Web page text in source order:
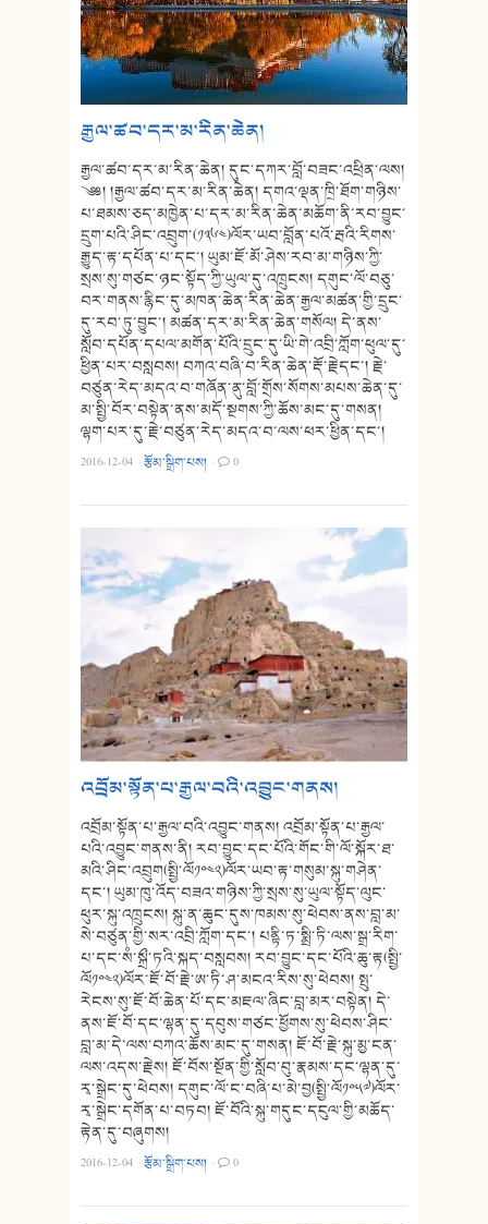
རྒྱལ་ཚབ་དར་མ་རིན་ཆེན།
རྒྱལ་ཚབ་དར་མ་རིན་ཆེན། དུང་དཀར་བློ་བཟང་འཕྲིན་ལས།
༄༅། །རྒྱལ་ཚབ་དར་མ་རིན་ཆེན། དགའ་ལྡན་ཁྲི་ཐོག་གཉིས་
པ་ཐམས་ཅད་མཁྱེན་པ་དར་མ་རིན་ཆེན་མཆོག་ནི་རབ་བྱུང་
དྲུག་པའི་ཤིང་འབྲུག་(༡༣༦༤)ལོར་ཡབ་བློན་པའོ་རྦའི་རིགས་
རྒྱུད་རྟ་དཔོན་པ་དང་། ཡུམ་ཇོ་མོ་ཤེས་རབ་མ་གཉིས་ཀྱི་
སྲས་སུ་གཙང་ཉང་སྟོད་ཀྱི་ཡུལ་དུ་འཁྲུངས། དགུང་ལོ་བཅུ་
བར་གནས་རྙིང་དུ་མཁན་ཆེན་རིན་ཆེན་རྒྱལ་མཚན་གྱི་དྲུང་
དུ་རབ་ཏུ་བྱུང་། མཚན་དར་མ་རིན་ཆེན་གསོལ། དེ་ནས་
སློབ་དཔོན་དཔལ་མགོན་པོའི་དྲུང་དུ་ཡི་གེ་འབྲི་ཀློག་ཕུལ་དུ་
ཕྱིན་པར་བསླབས། བཀའ་བཞི་བ་རིན་ཆེན་རྡོ་རྗེདང་། རྗེ་
བཙུན་རེད་མདའ་བ་གཞོན་ནུ་བློ་གྲོས་སོགས་མཔས་ཆེན་དུ་
མ་སྤྱི་བོར་བསྟེན་ནས་མདོ་སྔགས་ཀྱི་ཆོས་མང་དུ་གསན།
ལྷག་པར་དུ་རྗེ་བཙུན་རེད་མདའ་བ་ལས་ཕར་ཕྱིན་དང་།
2016-12-04 ·རྩོམ་སྒྲིག་པས། · 0
འབྲོམ་སྟོན་པ་རྒྱལ་བའི་འབྱུང་གནས།
འབྲོམ་སྟོན་པ་རྒྱལ་བའི་འབྱུང་གནས། འབྲོམ་སྟོན་པ་རྒྱལ་
པའི་འབྱུང་གནས་ནི། རབ་བྱུང་དང་པོའི་གོང་གི་ལོ་སྐོར་ཐ་
མའི་ཤིང་འབྲུག(སྤྱི་ལོ༡༠༤༢)ལོར་ཡབ་རྟ་གསུམ་སྐུ་གཤེན་
དང་། ཡུམ་ཁུ་འོད་བཟའ་གཉིས་ཀྱི་སྲས་སུ་ཡུལ་སྟོད་ལུང་
ཕུར་སྐུ་འཁྲུངས། སྐུ་ན་ཆུང་དུས་ཁམས་སུ་ཕེབས་ནས་བླ་མ་
སེ་བཙུན་གྱི་སར་འབྲི་ཀློག་དང་། པནྟི་ཏ་སྨྲི་ཏི་ལས་སྒྲ་རིག་
པ་དང་སཾ་སྐྲྀ་ཏའི་སྐད་བསླབས། རབ་བྱུང་དང་པོའི་ཆུ་རྟ(སྤྱི་
ལོ༡༠༤༢)ལོར་ཇོ་བོ་རྗེ་ཨ་ཏི་ཤ་མངའ་རིས་སུ་ཕེབས། སྤུ་
རེངས་སུ་ཇོ་བོ་ཆེན་པོ་དང་མཇལ་ཞིང་བླ་མར་བསྟེན། དེ་
ནས་ཇོ་བོ་དང་ལྷན་དུ་དབུས་གཙང་ཕྱོགས་སུ་ཕེབས་ཤིང་
བླ་མ་དེ་ལས་བཀའ་ཆོས་མང་དུ་གསན། ཇོ་བོ་རྗེ་སྐུ་མྱ་ངན་
ལས་འདས་རྗེས། ཇོ་བོས་སྔོན་གྱི་སློབ་བུ་རྣམས་དང་ལྷན་དུ་
རྭ་སྒྲེང་དུ་ཕེབས། དགུང་ལོ་ང་བཞི་པ་མེ་བྱ(སྤྱི་ལོ༡༠༥༧)ལོར་
རྭ་སྒྲེང་དགོན་པ་བཏབ། ཇོ་བོའི་སྐུ་གདུང་དངུལ་གྱི་མཆོད་
རྟེན་དུ་བཞུགས།
2016-12-04 ·རྩོམ་སྒྲིག་པས། · 0